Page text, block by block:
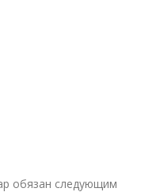
обязан следующим